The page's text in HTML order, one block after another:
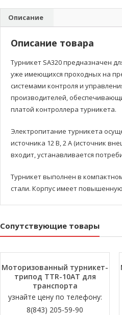
Описание
Описание товара
Турникет SA320 предназначен
уже имеющихся проходных на
системами контроля и
производителей,
платой контроллера турникета.
Электропитание турникета
источника 12 В, 2 А (источник
входит, устанавливается
Турникет выполнен в
стали. Корпус имеет
Сопутствующие товары
Моторизованный турникет-
трипод TTR-10АT для
транспорта
узнайте цену по телефону:
8(843) 205-59-90